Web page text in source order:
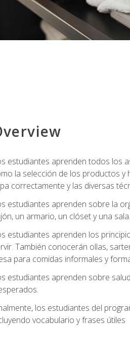
estudiantes aprenden todos los
la selección de los productos
correctamente y las diversas
estudiantes aprenden sobre la
un armario, un clóset y una
estudiantes aprenden los
También conocerán ollas,
para comidas informales y
estudiantes aprenden sobre
los estudiantes del
vocabulario y frases útiles